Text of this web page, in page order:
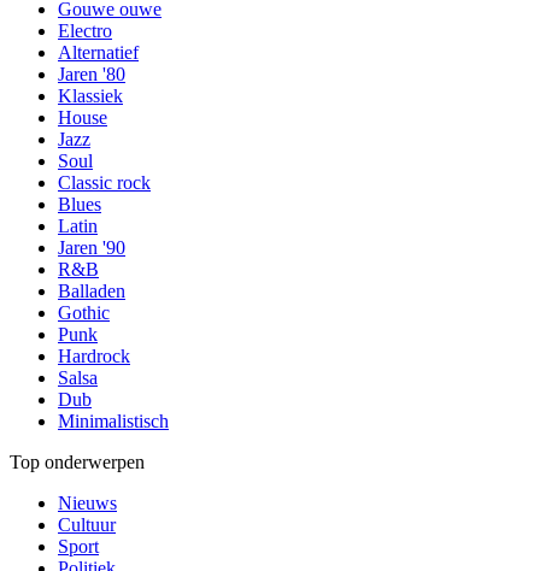
Gouwe ouwe
Electro
Alternatief
Jaren '80
Klassiek
House
Jazz
Soul
Classic rock
Blues
Latin
Jaren '90
R&B
Balladen
Gothic
Punk
Hardrock
Salsa
Dub
Minimalistisch
Top onderwerpen
Nieuws
Cultuur
Sport